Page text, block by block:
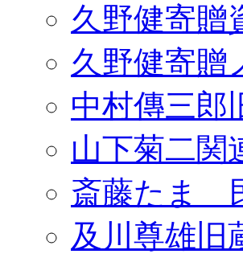
久野健寄贈
久野健寄贈
中村傳三郎
山下菊二関
斎藤たま
及川尊雄旧